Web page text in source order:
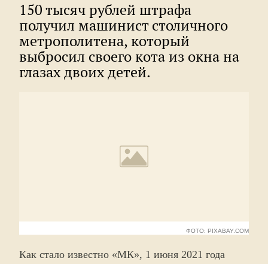
150 тысяч рублей штрафа
получил машинист столичного
метрополитена, который
выбросил своего кота из окна на
глазах двоих детей.
ФОТО: PIXABAY.COM
Как стало известно «МК», 1 июня 2021 года